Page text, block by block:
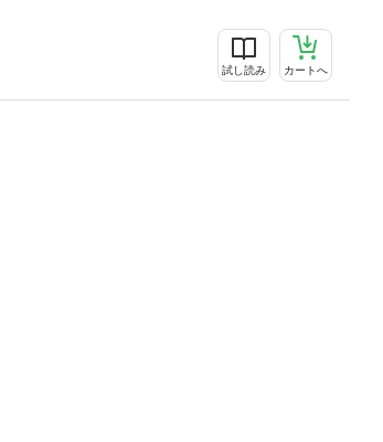
試し読み カートへ